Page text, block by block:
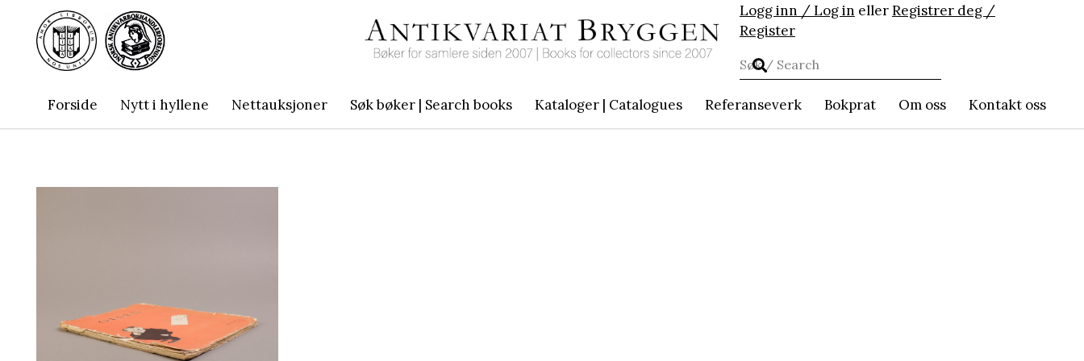
Logg inn / Log in ellerRegistrer deg /
Register
Forside Nytt i hyllene Nettauksjoner Søk bøker | Search books Kataloger | Catalogues Referanseverk Bokprat Om oss Kontakt oss